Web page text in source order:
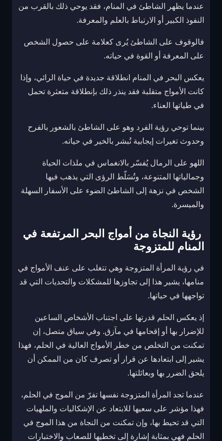
عندما يظهر الشاطئ في المنام، فقد يوحي ذلك بالقرب من
النفوذ الكبير أو الارتباط بالعلم والمعرفة.
فالوقوف على الشاطئ يُرى كعلامة على حصول الشخص
على المعرفة أو القوة في حياته.
يعكس البحر في المنام انطلاقة جديدة في حياة الرائي، وإذا
كانت الأمواج متقلبة فقد ينذر ذلك بإنطلاقة متعثرة تحمل
في طياتها العناء.
بينما توحي رؤية الفرد وهو على الشاطئ بالشعور بالفرح
وحدوث تغيرات إيجابية تُبشر بالخير في حياته.
اللهو على الرمال يُفسّر بالانغماس في ملذات الحياة
وجمالياتها المتنوعة، وتُسَلّط الرؤى التي يذهب فيها
الشخص في نزهة إلى الشاطئ الضوء على الأسفار السهلة
والميسرة.
رؤية النجاة من أمواج البحر المرتفعة في
المنام للمتزوجة
في رؤية المرأة المتزوجة وهي تتغلب على عنف الأمواج في
منامها، يشير هذا إلى تجاوزها للمشكلات والتحديات التي قد
تواجهها في حياتها.
إذ يعكس الحلم قدرتها على اجتناب الأشخاص الساعين
للإضرار بها أو إقحامها في مآزق. وفي سياق متصل، إن
تمكنت من التخلص من خطر الأمواج العالية في الحلم، فهذا
يشير إلى ابتعادها عن قرار أو تصرف كان من الممكن أن
يلحق الضرر بها وبعائلتها.
عندما تجد المرأة المتزوجة نفسها تفرّ من الموج في الحلم،
فهذا مؤشر على سعيها للابتعاد عن الإشكاليات والملهيات
التي قد تحيط بها، وإن تمكنت من النجاة من هذا الموج في
الحلم فهي بمثابة إشارة إلى تخطيها للصعاب والاختبارات